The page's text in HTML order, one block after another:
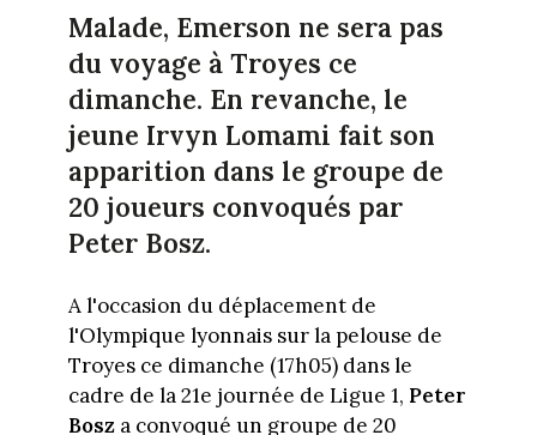
Malade, Emerson ne sera pas
du voyage à Troyes ce
dimanche. En revanche, le
jeune Irvyn Lomami fait son
apparition dans le groupe de
20 joueurs convoqués par
Peter Bosz.
A l'occasion du déplacement de
l'Olympique lyonnais sur la pelouse de
Troyes ce dimanche (17h05) dans le
cadre de la 21e journée de Ligue 1, Peter
Bosza convoqué un groupe de 20